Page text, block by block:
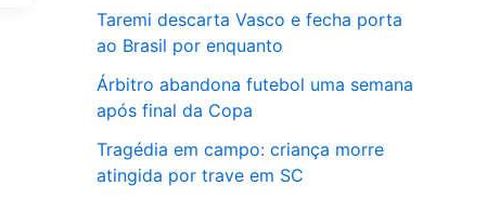
Taremi descarta Vasco e fecha porta
ao Brasil por enquanto
Árbitro abandona futebol uma semana
após final da Copa
Tragédia em campo: criança morre
atingida por trave em SC